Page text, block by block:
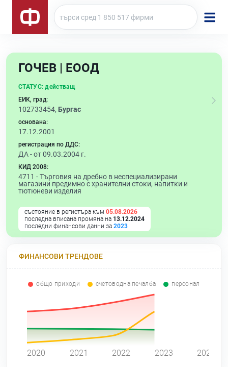
ГОЧЕВ | ЕООД
СТАТУС: действащ
ЕИК, град:
102733454, Бургас
основана:
17.12.2001
регистрация по ДДС:
ДА - от 09.03.2004 г.
КИД 2008:
4711 -Търговия на дребно в неспециализирани
магазини предимно с хранителни стоки, напитки и
тютюневи изделия
състояние в регистъра към 05.08.2026
последна вписана промяна на 13.12.2024
последни финансови данни за 2023
ФИНАНСОВИ ТРЕНДОВЕ
общо приходи счетоводна печалба персонал
2020 2021 2022 2023 2024